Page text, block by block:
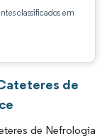
classificados em
de
de Nefrologia